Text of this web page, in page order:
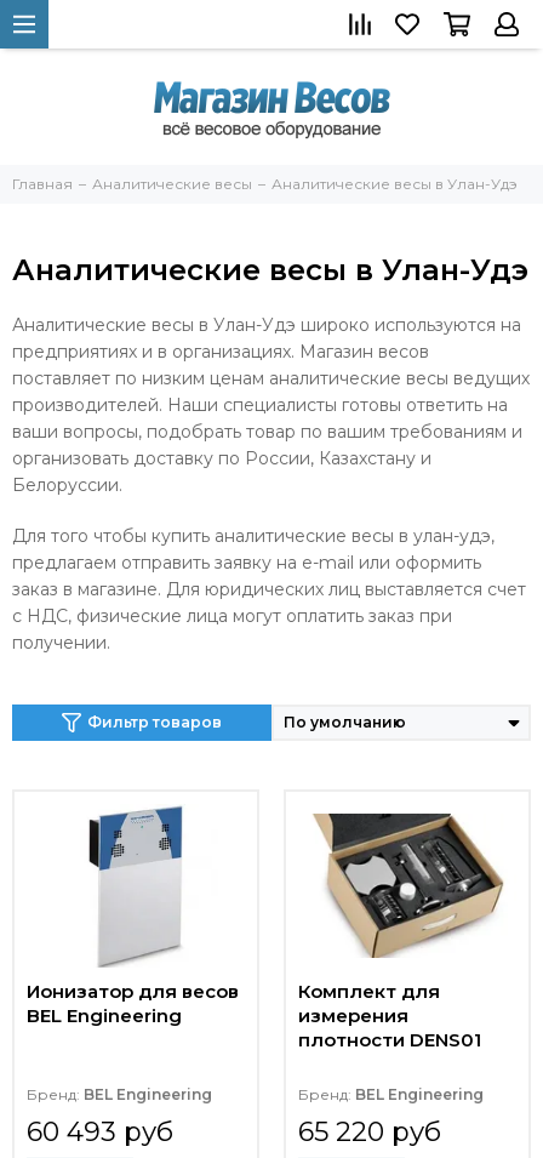
Главная Аналитические весы Аналитические весы в Улан-Удэ
Аналитические весы в Улан-Удэ
Аналитические весы в Улан-Удэ широко используются на
предприятиях и в организациях. Магазин весов
поставляет по низким ценам аналитические весы ведущих
производителей. Наши специалисты готовы ответить на
ваши вопросы, подобрать товар по вашим требованиям и
организовать доставку по России, Казахстану и
Белоруссии.
Для того чтобы купить аналитические весы в улан-удэ,
предлагаем отправить заявку на e-mail или оформить
заказ в магазине. Для юридических лиц выставляется счет
с НДС, физические лица могут оплатить заказ при
получении.
Фильтр товаров
Ионизатор для весов
BEL Engineering
Бренд: BEL Engineering
60 493 руб
Комплект для
измерения
плотности DENS01
Бренд: BEL Engineering
65 220 руб